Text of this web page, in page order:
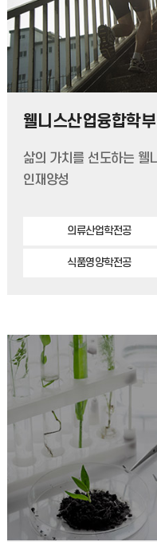
웰니스산업융합학부
삶의 가치를 선도하는 웰
인재양성
의류산업학전공
식품영양학전공